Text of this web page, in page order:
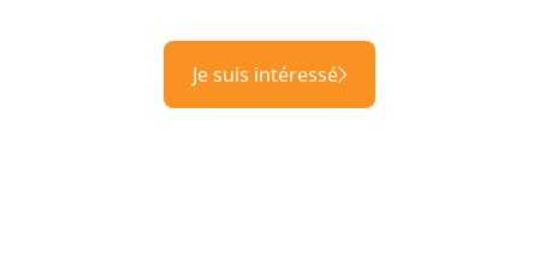
Je suis intéressé